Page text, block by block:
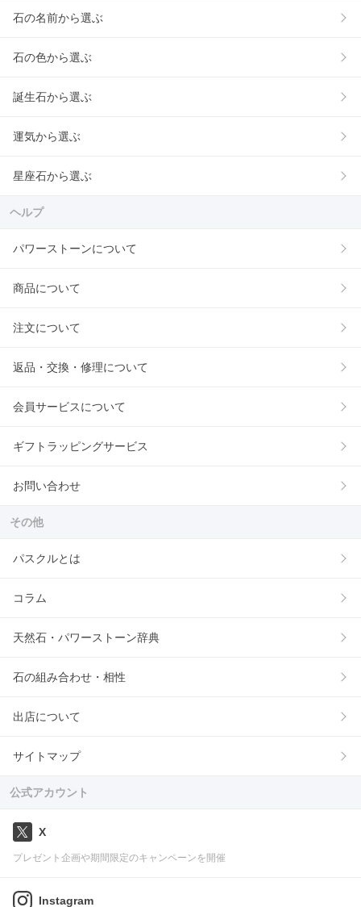
石の名前から選ぶ
石の色から選ぶ
誕生石から選ぶ
運気から選ぶ
星座石から選ぶ
ヘルプ
パワーストーンについて
商品について
注文について
返品・交換・修理について
会員サービスについて
ギフトラッピングサービス
お問い合わせ
その他
パスクルとは
コラム
天然石・パワーストーン辞典
石の組み合わせ・相性
出店について
サイトマップ
公式アカウント
X
プレゼント企画や期間限定のキャンペーンを開催
Instagram